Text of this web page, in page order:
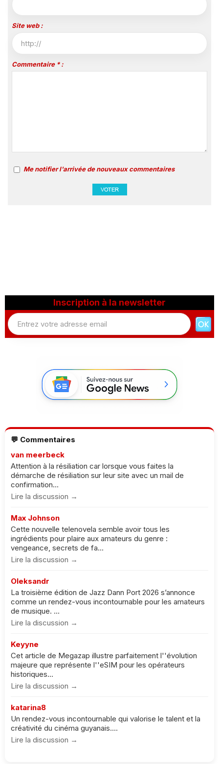
Site web :
Commentaire * :
Me notifier l'arrivée de nouveaux commentaires
Inscription à la newsletter
💬 Commentaires
van meerbeck
Attention à la résiliation car lorsque vous faites la
démarche de résiliation sur leur site avec un mail de
confirmation...
Lire la discussion →
Max Johnson
Cette nouvelle telenovela semble avoir tous les
ingrédients pour plaire aux amateurs du genre :
vengeance, secrets de fa...
Lire la discussion →
Oleksandr
La troisième édition de Jazz Dann Port 2026 s’annonce
comme un rendez-vous incontournable pour les amateurs
de musique. ...
Lire la discussion →
Keyyne
Cet article de Megazap illustre parfaitement l''évolution
majeure que représente l''eSIM pour les opérateurs
historiques...
Lire la discussion →
katarina8
Un rendez-vous incontournable qui valorise le talent et la
créativité du cinéma guyanais....
Lire la discussion →